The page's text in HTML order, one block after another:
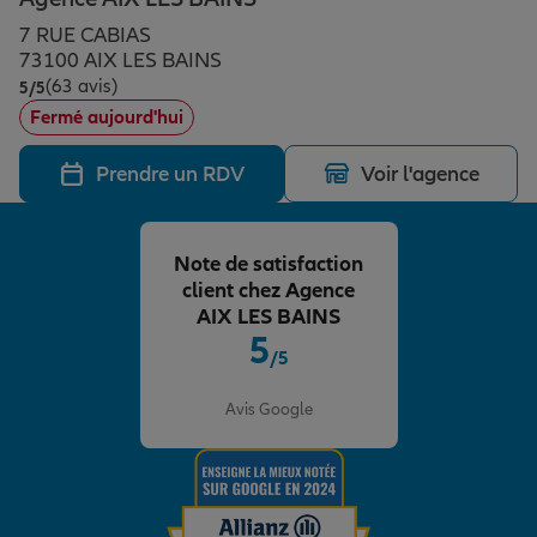
Assurance emprunteur
Prévoyance et dépendance
Assurance animal de compagnie
Protection de la famille
Protection juridique
Épargne & retraite
Plan épargne retraite
Assurance vie
Placements financiers
Investissements immobiliers
Transmission
Vos projets
Partir en vacances
Départ à la retraite
Préparer l’avenir
Conseil assurance
Assurance habitation
Le Pack Famille
Allianz en France
7 RUE CABIAS
73100 AIX LES BAINS
5/5Note de 5 sur 5
(63 avis)
Fermé aujourd'hui
Prendre un RDV Voir l'agence
5/5
Avis Google
Note de satisfaction
client chez Agence
AIX LES BAINS